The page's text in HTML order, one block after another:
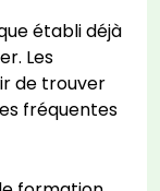
établi déjà
Les
de trouver
fréquentes